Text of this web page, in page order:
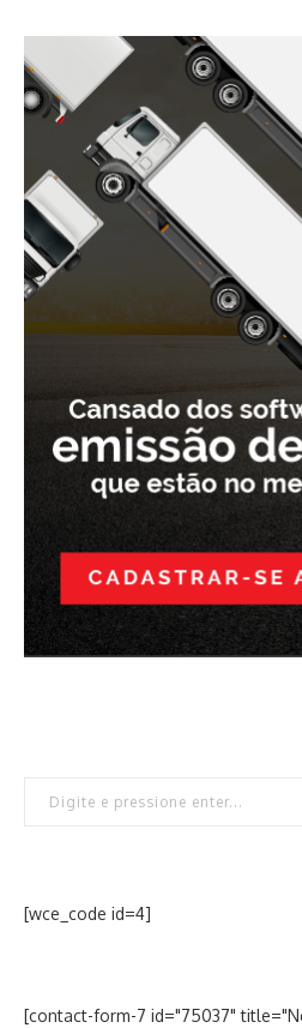
[wce_code id=4]
[contact-form-7 id="75037"